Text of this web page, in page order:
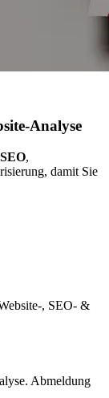
Analyse
SEO,
damit Sie
, SEO- &
Abmeldung